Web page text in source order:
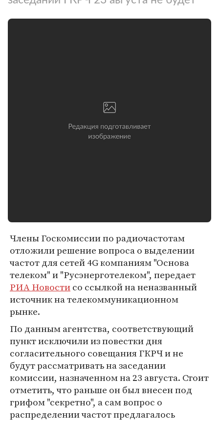
Члены Госкомиссии по радиочастотам
отложили решение вопроса о выделении
частот для сетей 4G компаниям "Основа
телеком" и "Русэнерготелеком", передает
РИА Новостисо ссылкой на неназванный
источник на телекоммуникационном
рынке.
По данным агентства, соответствующий
пункт исключили из повестки дня
согласительного совещания ГКРЧ и не
будут рассматривать на заседании
комиссии, назначенном на 23 августа. Стоит
отметить, что раньше он был внесен под
грифом "секретно", а сам вопрос о
распределении частот предлагалось